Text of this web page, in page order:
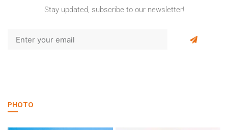
Stay updated, subscribe to our newsletter!
PHOTO